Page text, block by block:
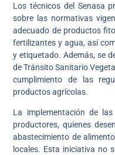
Los técnicos del Senasa
sobre las normativas
adecuado de productos
fertilizantes y agua, así
y etiquetado. Además, se
de Tránsito Sanitario
cumplimiento de las
productos agrícolas.
La implementación de
productores, quienes
abastecimiento de
locales. Esta iniciativa no